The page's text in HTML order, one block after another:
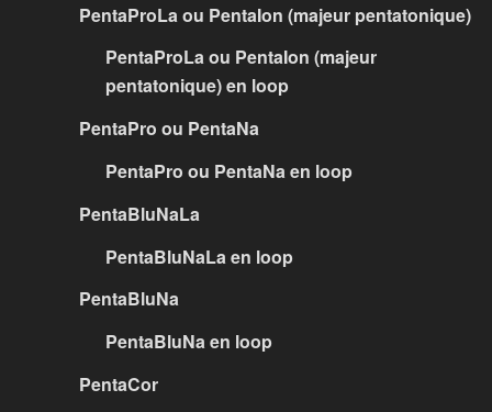
PentaProLa ou PentaIon (majeur pentatonique)
PentaProLa ou PentaIon (majeur
pentatonique) en loop
PentaPro ou PentaNa
PentaPro ou PentaNa en loop
PentaBluNaLa
PentaBluNaLa en loop
PentaBluNa
PentaBluNa en loop
PentaCor